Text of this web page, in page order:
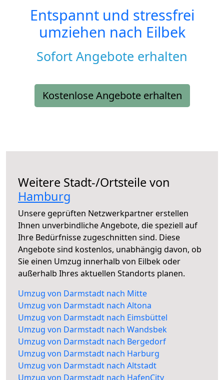
Entspannt und stressfrei
umziehen nach Eilbek
Sofort Angebote erhalten
Kostenlose Angebote erhalten
Weitere Stadt-/Ortsteile von
Hamburg
Unsere geprüften Netzwerkpartner erstellen
Ihnen unverbindliche Angebote, die speziell auf
Ihre Bedürfnisse zugeschnitten sind. Diese
Angebote sind kostenlos, unabhängig davon, ob
Sie einen Umzug innerhalb von Eilbek oder
außerhalb Ihres aktuellen Standorts planen.
Umzug von Darmstadt nach Mitte
Umzug von Darmstadt nach Altona
Umzug von Darmstadt nach Eimsbüttel
Umzug von Darmstadt nach Wandsbek
Umzug von Darmstadt nach Bergedorf
Umzug von Darmstadt nach Harburg
Umzug von Darmstadt nach Altstadt
Umzug von Darmstadt nach HafenCity